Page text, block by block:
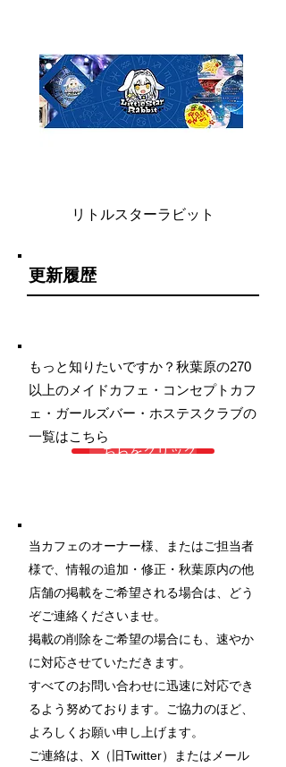
リトルスターラビット
更新履歴
もっと知りたいですか？秋葉原の270
以上のメイドカフェ・コンセプトカフ
ェ・ガールズバー・ホステスクラブの
一覧はこちら
こちらをクリック
当カフェのオーナー様、またはご担当者
様で、情報の追加・修正・秋葉原内の他
店舗の掲載をご希望される場合は、どう
ぞご連絡くださいませ。
掲載の削除をご希望の場合にも、速やか
に対応させていただきます。
すべてのお問い合わせに迅速に対応でき
るよう努めております。ご協力のほど、
よろしくお願い申し上げます。
ご連絡は、X（旧Twitter）またはメール